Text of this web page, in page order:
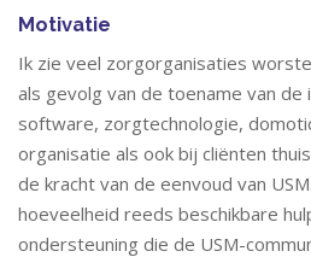
Motivatie
Ik zie veel zorgorganisaties
als gevolg van de toename van de
software, zorgtechnologie,
organisatie als ook bij cliënten
de kracht van de eenvoud van
hoeveelheid reeds beschikbare
ondersteuning die de USM-